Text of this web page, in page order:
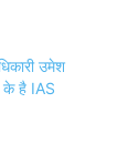
उमेश
के है IAS